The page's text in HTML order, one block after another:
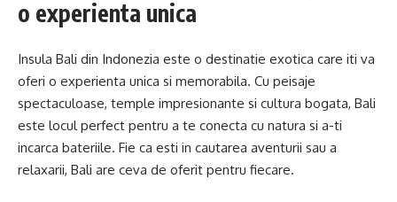
o experienta unica
Insula Bali din Indonezia este o destinatie exotica care iti va
oferi o experienta unica si memorabila. Cu peisaje
spectaculoase, temple impresionante si cultura bogata, Bali
este locul perfect pentru a te conecta cu natura si a-ti
incarca bateriile. Fie ca esti in cautarea aventurii sau a
relaxarii, Bali are ceva de oferit pentru fiecare.